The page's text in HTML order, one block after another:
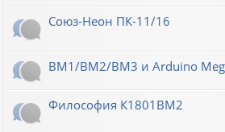
Союз-Неон ПК-11/16
ВМ1/ВМ2/ВМ3 и Arduino
Философия К1801ВМ2